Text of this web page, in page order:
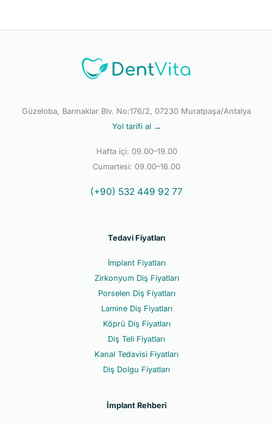
Güzeloba, Barınaklar Blv. No:176/2, 07230 Muratpaşa/Antalya
Yol tarifi al →
Hafta içi: 09.00–19.00
Cumartesi: 09.00–16.00
(+90) 532 449 92 77
Tedavi Fiyatları
İmplant Fiyatları
Zirkonyum Diş Fiyatları
Porselen Diş Fiyatları
Lamine Diş Fiyatları
Köprü Diş Fiyatları
Diş Teli Fiyatları
Kanal Tedavisi Fiyatları
Diş Dolgu Fiyatları
İmplant Rehberi